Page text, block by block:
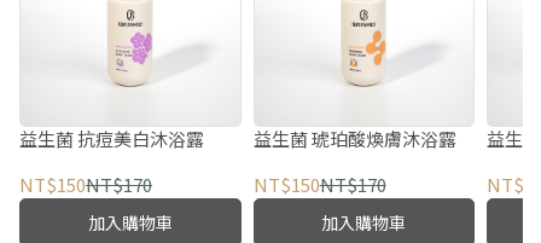
益生菌 抗痘美白沐浴露
NT$150NT$170
加入購物車
益生菌 琥珀酸煥膚沐浴露
NT$150NT$170
加入購物車
益生